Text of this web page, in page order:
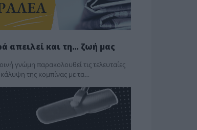
απειλεί και τη… ζωή μας
γνώμη παρακολουθεί τις τελευταίες
της κο­μπίνας με τα…